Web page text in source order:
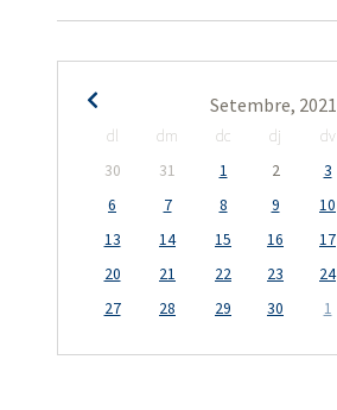
Setembre, 2021
dl dm dc dj dv
30
31 1 2 3
6
7 8 9 10
13
14 15 16 17
20
21 22 23 24
27
28 29 30 1